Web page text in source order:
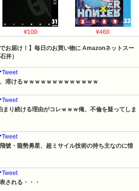
¥100 ¥460
お届け！】毎日のお買い物に Amazonネットスー
井）
溶けるｗｗｗｗｗｗｗｗｗｗｗｗｗ
まり続ける理由がコレｗｗｗ俺、不倫を疑ってしま
號・龍勢勇星、超ミサイル技術の持ち主なのに惜
される・・・